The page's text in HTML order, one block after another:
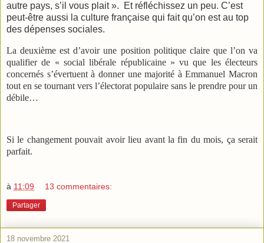
autre pays, s’il vous plait ».
Et réfléchissez un peu. C’est
peut-être aussi la culture française qui fait qu’on est au top
des dépenses sociales.
La deuxième est d’avoir une position politique claire que l’on va
qualifier de « social libérale républicaine » vu que les électeurs
concernés s’évertuent à donner une majorité à Emmanuel Macron
tout en se tournant vers l’électorat populaire sans le prendre pour un
débile…
Si le changement pouvait avoir lieu avant la fin du mois, ça serait
parfait.
à 11:09 13 commentaires:
Partager
18 novembre 2021